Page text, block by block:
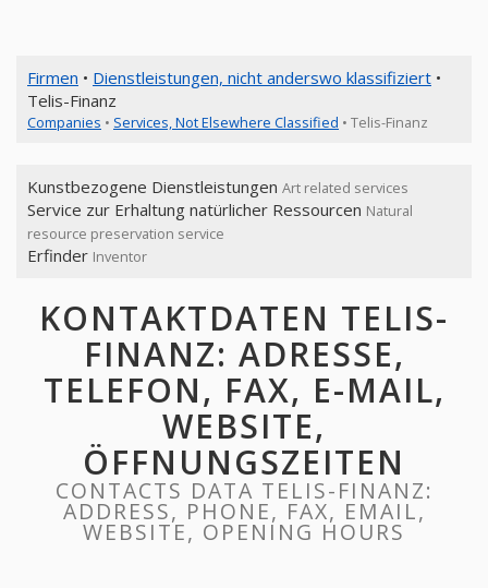
Firmen • Dienstleistungen, nicht anderswo klassifiziert •
Telis-Finanz
Companies • Services, Not Elsewhere Classified • Telis-Finanz
Kunstbezogene Dienstleistungen Art related services
Service zur Erhaltung natürlicher Ressourcen Natural
resource preservation service
Erfinder Inventor
KONTAKTDATEN TELIS-
FINANZ: ADRESSE,
TELEFON, FAX, E-MAIL,
WEBSITE,
ÖFFNUNGSZEITEN
CONTACTS DATA TELIS-FINANZ:
ADDRESS, PHONE, FAX, EMAIL,
WEBSITE, OPENING HOURS